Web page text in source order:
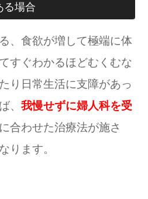
る場合
、食欲が増して極端に体
すぐわかるほどむくむな
り日常生活に支障があっ
、 我慢せずに婦人科を受
合わせた治療法が施さ
ります。